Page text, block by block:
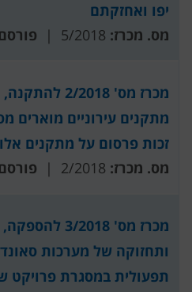
יפו ואחזקתם
מס. מכרז:
מכרז מס' 2/
מתקנים עירוניים מוארים
זכות פרסום על מתקנים
מס. מכרז:
מכרז מס' 3/
ותחזוקה של מערכות
תפעולית במסגרת פרויקט